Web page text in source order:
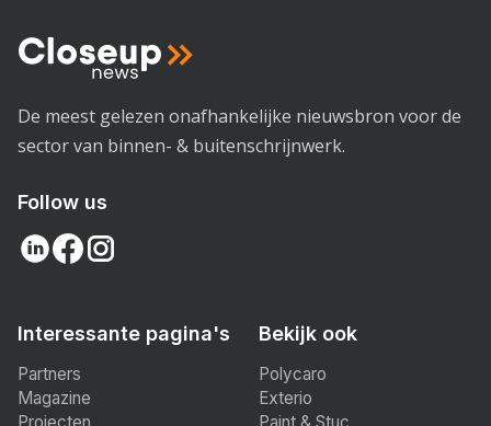
De meest gelezen onafhankelijke nieuwsbron voor de
sector van binnen- & buitenschrijnwerk.
Follow us
Interessante pagina's
Partners
Magazine
Bekijk ook
Polycaro
Exterio